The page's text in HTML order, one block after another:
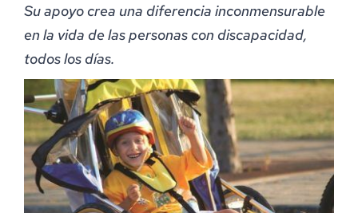
DONE AHORA
Su apoyo crea una diferencia inconmensurable
en la vida de las personas con discapacidad,
todos los días.